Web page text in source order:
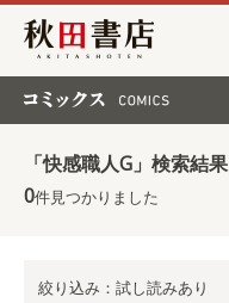
秋田書店
「快感職人G」検索結果
0件見つかりました
絞り込み：試し読みあり